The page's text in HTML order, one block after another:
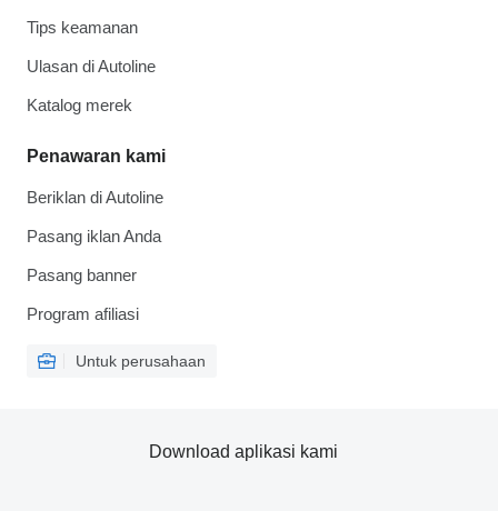
Tips keamanan
Ulasan di Autoline
Katalog merek
Penawaran kami
Beriklan di Autoline
Pasang iklan Anda
Pasang banner
Program afiliasi
Untuk perusahaan
Download aplikasi kami